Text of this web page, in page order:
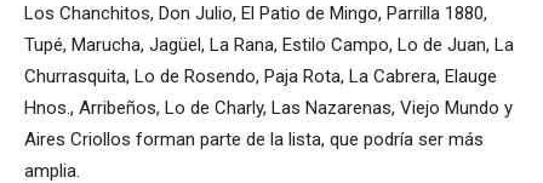
Los Chanchitos, Don Julio, El Patio de Mingo, Parrilla 1880,
Tupé, Marucha, Jagüel, La Rana, Estilo Campo, Lo de Juan, La
Churrasquita, Lo de Rosendo, Paja Rota, La Cabrera, Elauge
Hnos., Arribeños, Lo de Charly, Las Nazarenas, Viejo Mundo y
Aires Criollos forman parte de la lista, que podría ser más
amplia.